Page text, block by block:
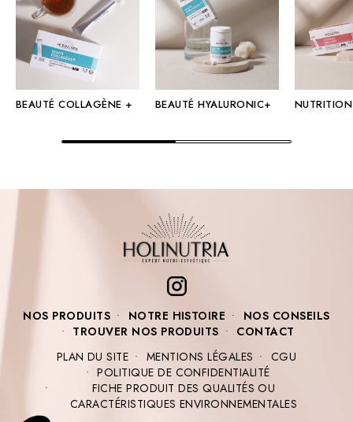
BEAUTÉ COLLAGÈNE + BEAUTÉ HYALURONIC+
NOS PRODUITS NOTRE HISTOIRE
NOS CONSEILS
TROUVER NOS PRODUITS
CONTACT
PLAN DU SITE
MENTIONS LÉGALES
CGU
POLITIQUE DE CONFIDENTIALITÉ
FICHE PRODUIT DES QUALITÉS OU
CARACTÉRISTIQUES ENVIRONNEMENTALES